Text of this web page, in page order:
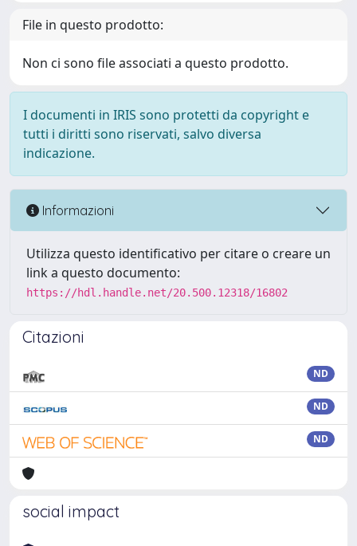
File in questo prodotto:
Non ci sono file associati a questo prodotto.
I documenti in IRIS sono protetti da copyright e
tutti i diritti sono riservati, salvo diversa
indicazione.
Informazioni
Utilizza questo identificativo per citare o creare un
link a questo documento:
https://hdl.handle.net/20.500.12318/16802
Citazioni
ND
ND
ND
social impact